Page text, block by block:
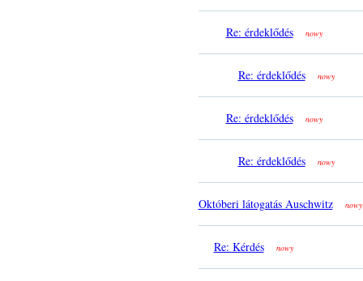
Re: érdeklődés nowy
Re: érdeklődés nowy
Re: érdeklődés nowy
Re: érdeklődés nowy
Októberi látogatás Auschwitz nowy
Re: Kérdés nowy